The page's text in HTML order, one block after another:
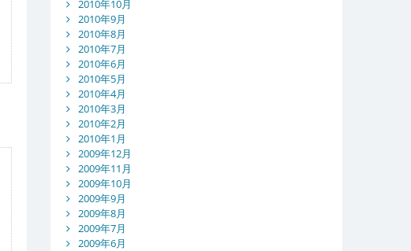
2010年10月
2010年9月
2010年8月
2010年7月
2010年6月
2010年5月
2010年4月
2010年3月
2010年2月
2010年1月
2009年12月
2009年11月
2009年10月
2009年9月
2009年8月
2009年7月
2009年6月